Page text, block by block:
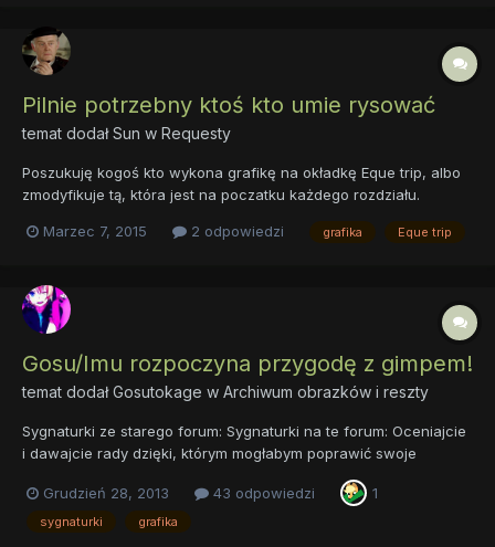
Pilnie potrzebny ktoś kto umie rysować
temat dodałSun w Requesty
Poszukuję kogoś kto wykona grafikę na okładkę Eque trip, albo
zmodyfikuje tą, która jest na poczatku każdego rozdziału.
Eque trip, najlepiej żeby od razu mówiła o co w nim chodzi -
Marzec 7, 2015 2 odpowiedzi grafika Eque trip
Gosu/Imu rozpoczyna przygodę z gimpem!
temat dodałGosutokage w Archiwum obrazków i reszty
Sygnaturki ze starego forum: Sygnaturki na te forum: Oceniajcie
i dawajcie rady dzięki, którym mogłabym poprawić swoje
Grudzień 28, 2013
43 odpowiedzi 1
sygnaturki grafika